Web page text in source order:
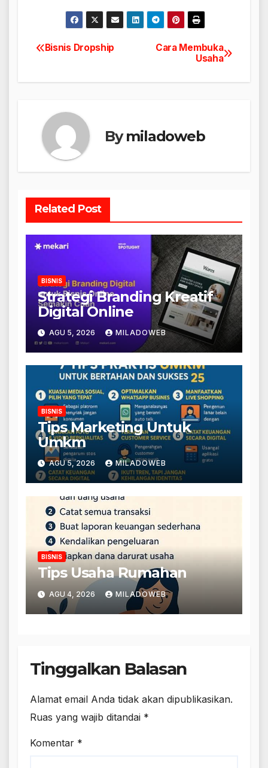
Navigasi
pos
Cara Membuka
Usaha
Bisnis Dropship
Bymiladoweb
Related Post
BISNIS
Strategi Branding Kreatif
Digital Online
AGU 5, 2026 MILADOWEB
BISNIS
Tips Marketing Untuk
Umkm
AGU 5, 2026 MILADOWEB
BISNIS
Tips Usaha Rumahan
AGU 4, 2026 MILADOWEB
Tinggalkan Balasan
Alamat email Anda tidak akan dipublikasikan.
Ruas yang wajib ditandai *
Komentar *